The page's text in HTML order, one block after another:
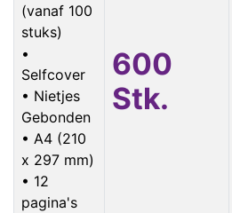
(vanaf 100
stuks)
•
Selfcover
• Nietjes
Gebonden
• A4 (210
x 297 mm)
• 12
pagina's
600
Stk.